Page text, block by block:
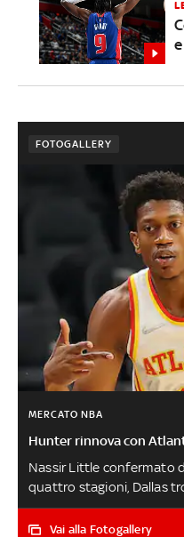
FOTOGALLERY
MERCATO NBA
Hunter rinnova con
Nassir Little confermato
quattro stagioni, Dallas
Facundo Campazzo,
Rockets rinnovano invece
Vai alla Fotogallery